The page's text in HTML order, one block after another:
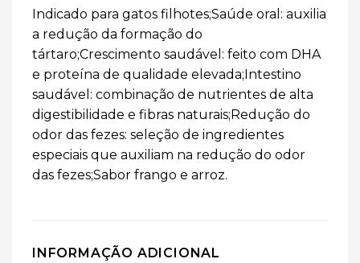
Indicado para gatos filhotes;Saúde oral: auxilia
a redução da formação do
tártaro;Crescimento saudável: feito com DHA
e proteína de qualidade elevada;Intestino
saudável: combinação de nutrientes de alta
digestibilidade e fibras naturais;Redução do
odor das fezes: seleção de ingredientes
especiais que auxiliam na redução do odor
das fezes;Sabor frango e arroz.
INFORMAÇÃO ADICIONAL